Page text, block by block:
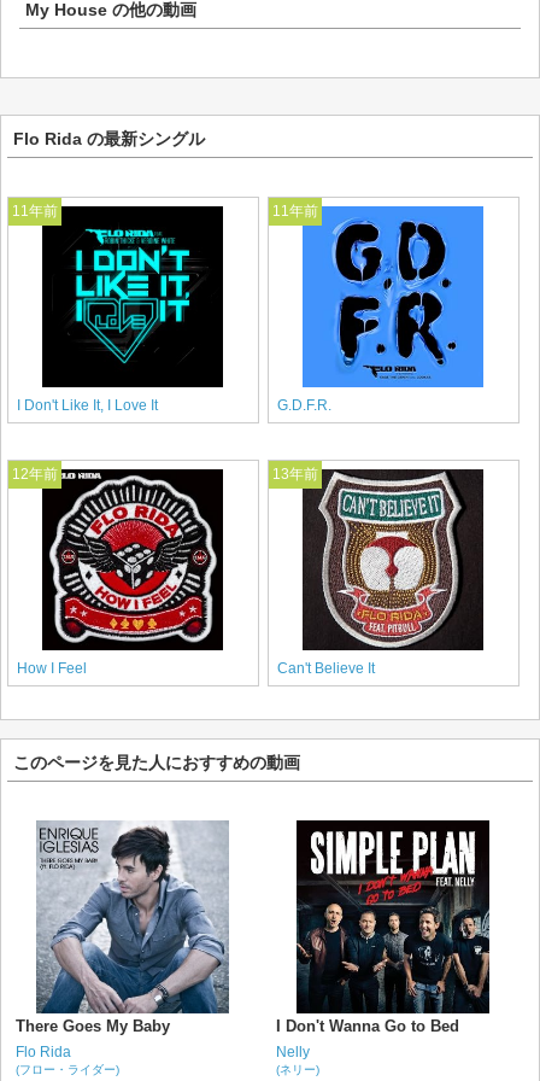
My House の他の動画
Flo Rida の最新シングル
11年前
I Don't Like It, I Love It
11年前
G.D.F.R.
12年前
How I Feel
13年前
Can't Believe It
このページを見た人におすすめの動画
There Goes My Baby
Flo Rida
(フロー・ライダー)
I Don't Wanna Go to Bed
Nelly
(ネリー)